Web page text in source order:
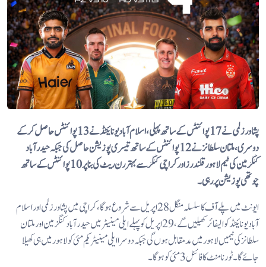
پشاور زلمی نے 17 پوائنٹس کے ساتھ پہلی، اسلام آباد یونائیٹڈ نے 13 پوائنٹس حاصل کرکے
دوسری، ملتان سلطانز نے 12 پوائنٹس کے ساتھ تیسری پوزیشن حاصل کی جبکہ حیدرآباد
کنگزمین کی ٹیم لاہور قلندرز اور کراچی کنگز سے بہتر رن ریٹ کی بنا پر 10 پوائنٹس کے ساتھ
چوتھی پوزیشن پر رہی۔
ایونٹ میں پلے آف کا سلسلہ منگل 28 اپریل سے شرو ع ہوگا، کراچی میں پشاور زلمی اور اسلام
آباد یونائیٹڈ کوالیفائر کھیلیں گے، 29 اپریل کو پہلے ایلی مینیٹر میں حیدرآباد کنگز مین اور ملتان
سلطانز کی ٹیمیں لاہور میں مدمقابل ہوں گی جبکہ دوسرا ایلی مینیٹر یکم مئی کو لاہور میں ہی کھیلا
جائے گا۔ ٹورنامنٹ کا فائنل 3 مئی کو ہوگا۔